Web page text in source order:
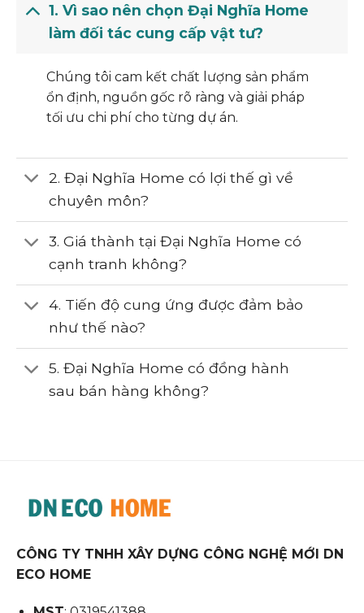
1. Vì sao nên chọn Đại Nghĩa Home
làm đối tác cung cấp vật tư?
Chúng tôi cam kết chất lượng sản phẩm
ổn định, nguồn gốc rõ ràng và giải pháp
tối ưu chi phí cho từng dự án.
2. Đại Nghĩa Home có lợi thế gì về
chuyên môn?
3. Giá thành tại Đại Nghĩa Home có
cạnh tranh không?
4. Tiến độ cung ứng được đảm bảo
như thế nào?
5. Đại Nghĩa Home có đồng hành
sau bán hàng không?
CÔNG TY TNHH XÂY DỰNG CÔNG NGHỆ MỚI DN
ECO HOME